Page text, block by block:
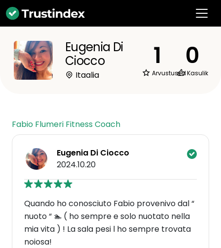
Eugenia Di
Ciocco
Itaalia
1
Arvustused
0
Kasulik
Fabio Flumeri Fitness Coach
Eugenia Di Ciocco
2024.10.20
Quando ho conosciuto Fabio provenivo dal “
nuoto “ 🏊 ( ho sempre e solo nuotato nella
mia vita ) ! La sala pesi l ho sempre trovata
noiosa!